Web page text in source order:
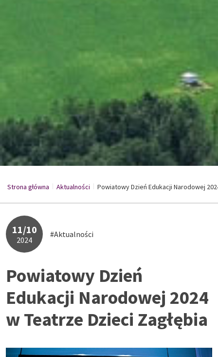
Strona główna /
Aktualności /
Powiatowy Dzień Edukacji Narodowej
11/10
2024
#Aktualności
Powiatowy Dzień
Edukacji Narodowej 2024
w Teatrze Dzieci Zagłębia